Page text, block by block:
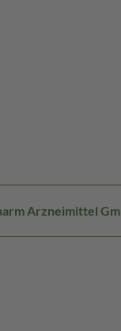
Arzneimittel